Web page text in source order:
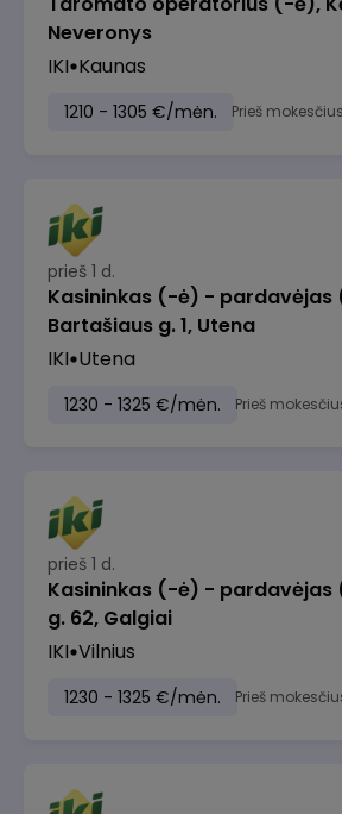
Neveronys
IKI Kaunas
1210 - 1305 €/mėn. Prieš mokesčius
prieš 1 d.
Kasininkas (-ė) - pardavėjas
Bartašiaus g. 1, Utena
IKI Utena
1230 - 1325 €/mėn. Prieš
prieš 1 d.
Kasininkas (-ė) - pardavėjas
g. 62, Galgiai
IKI Vilnius
1230 - 1325 €/mėn. Prieš